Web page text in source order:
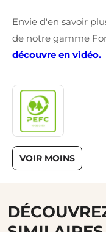
Envie d'en savoir
de notre gamme
découvre en vidéo.
VOIR MOINS